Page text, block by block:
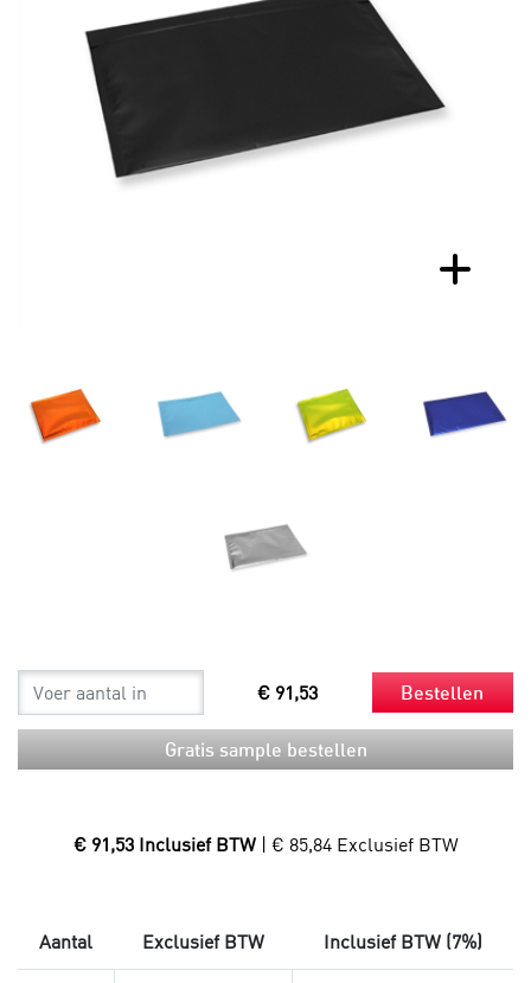
€ 91,53 Bestellen
Gratis sample bestellen
€ 91,53 Inclusief BTW | € 85,84 Exclusief BTW
Aantal Exclusief BTW Inclusief BTW (7%)